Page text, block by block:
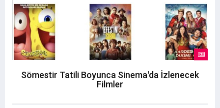
Sömestir Tatili Boyunca Sinema'da İzlenecek
Filmler